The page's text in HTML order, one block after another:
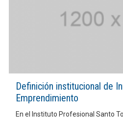
Definición institucional de
Emprendimiento
En el Instituto Profesional Santo